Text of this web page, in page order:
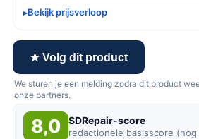
Bekijk prijsverloop
★ Volg dit product
We sturen je een melding zodra dit product
onze partners.
8,0 SDRepair-score
redactionele basisscore